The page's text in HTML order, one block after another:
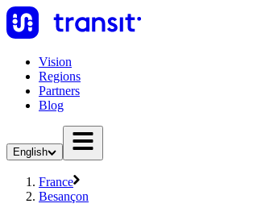
Vision
Regions
Partners
Blog
English
France
Besançon